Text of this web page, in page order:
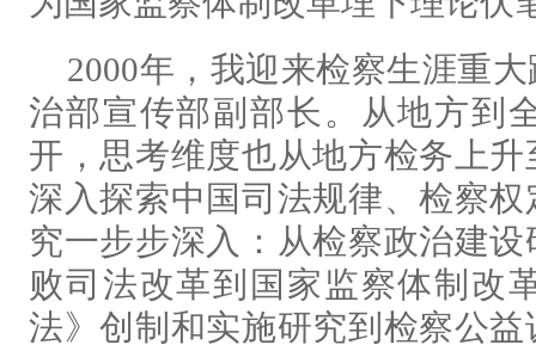
2000年，我迎来检察生涯重
治部宣传部副部长。从地方到
开，思考维度也从地方检务上
深入探索中国司法规律、检察
究一步步深入：从检察政治建
败司法改革到国家监察体制改
法》创制和实施研究到检察公